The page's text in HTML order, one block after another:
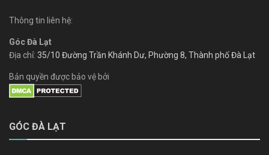
Thông tin liên hệ:
Góc Đà Lạt
Địa chỉ: 35/10 Đường Trần Khánh Dư, Phường 8, Thành phố Đà Lạt
Bản quyền được bảo vệ bởi
GÓC ĐÀ LẠT